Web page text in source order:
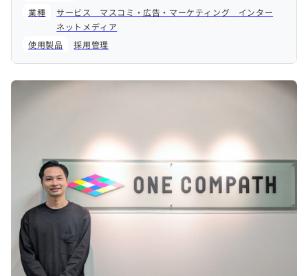
業種
サービス マスコミ・広告・マーケティング
インター
ネットメディア
使用製品
採用管理